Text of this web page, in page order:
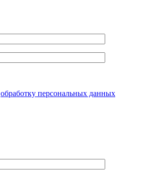
обработку персональных данных